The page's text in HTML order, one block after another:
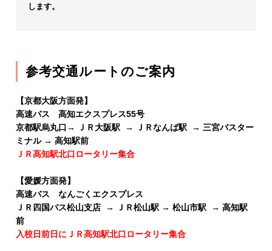
します。
参考交通ルートのご案内
【京都大阪方面発】
高速バス 高知エクスプレス55号
京都駅烏丸口→ ＪＲ大阪駅 → ＪＲなんば駅 → 三宮バスター
ミナル → 高知駅前
ＪＲ高知駅北口ロータリー集合
【愛媛方面発】
高速バス なんごくエクスプレス
ＪＲ四国バス松山支店 → ＪＲ松山駅 → 松山市駅 → 高知駅
前
入校日前日にＪＲ高知駅北口ロータリー集合